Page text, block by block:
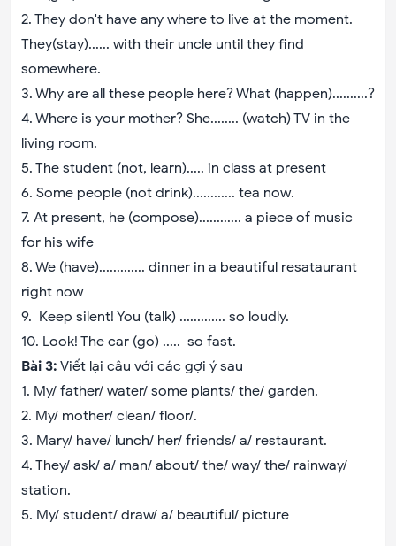
2. They don't have any where to live at the moment.
They(stay)...... with their uncle until they find
somewhere.
3. Why are all these people here? What (happen)..........?
4. Where is your mother? She........ (watch) TV in the
living room.
5. The student (not, learn)..... in class at present
6. Some people (not drink)............ tea now.
7. At present, he (compose)............ a piece of music
for his wife
8. We (have)............. dinner in a beautiful resataurant
right now
9. Keep silent! You (talk) ............. so loudly.
10. Look! The car (go) ..... so fast.
Bài 3: Viết lại câu với các gợi ý sau
1. My/ father/ water/ some plants/ the/ garden.
2. My/ mother/ clean/ floor/.
3. Mary/ have/ lunch/ her/ friends/ a/ restaurant.
4. They/ ask/ a/ man/ about/ the/ way/ the/ rainway/
station.
5. My/ student/ draw/ a/ beautiful/ picture